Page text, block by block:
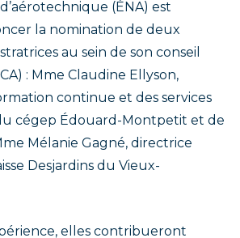
(ÉNA) est
la nomination de deux
au sein de son conseil
: Mme Claudine Ellyson,
continue et des services
cégep Édouard-Montpetit et de
Mélanie Gagné, directrice
Desjardins du Vieux-
elles contribueront